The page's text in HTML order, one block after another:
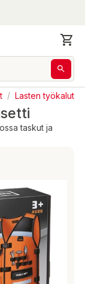
/ Lasten työkalut
taskut ja